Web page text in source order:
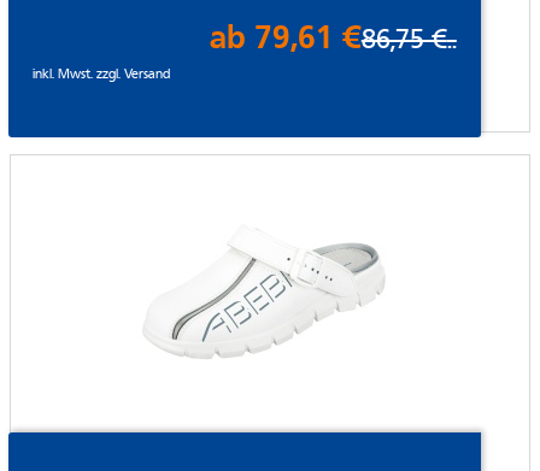
ab 79,61 €86,75 €..
inkl. Mwst. zzgl.Versand